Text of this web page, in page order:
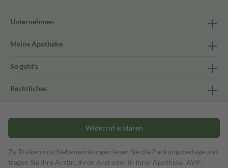
Unternehmen
Meine Apotheke
So geht's
Rechtliches
Widerruf erklären
Zu Risiken und Nebenwirkungen lesen Sie die Packungsbeilage und
fragen Sie Ihre Ärztin, Ihren Arzt oder in Ihrer Apotheke. AVP: